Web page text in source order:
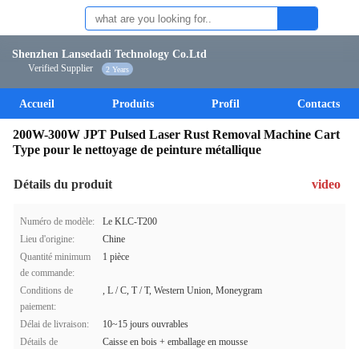
Shenzhen Lansedadi Technology Co.Ltd
Verified Supplier 2 Years
Accueil Produits Profil Contacts
200W-300W JPT Pulsed Laser Rust Removal Machine Cart
Type pour le nettoyage de peinture métallique
Détails du produit video
Numéro de modèle:
Le KLC-T200
Lieu d'origine:
Chine
Quantité minimum
de commande:
1 pièce
Conditions de
paiement:
, L / C, T / T, Western Union, Moneygram
Délai de livraison:
10~15 jours ouvrables
Détails de
Caisse en bois + emballage en mousse